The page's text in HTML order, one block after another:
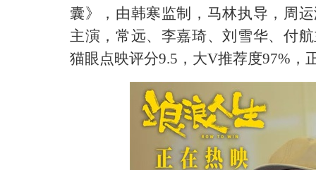
囊》，由韩寒监制，马林执导，周
主演，常远、李嘉琦、刘雪华、付
猫眼点映评分9.5，大V推荐度97% ，